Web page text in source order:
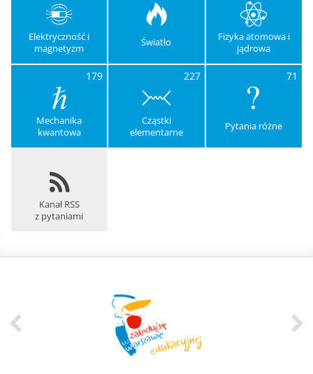
Elektryczność i
magnetyzm
Światło
Fizyka atomowa i
jądrowa
179
Mechanika
kwantowa
227
Cząstki
elementarne
71
Pytania różne
Kanał RSS
z pytaniami